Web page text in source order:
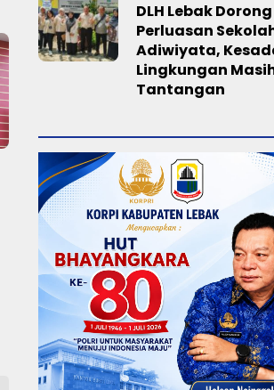
DLH Lebak Dorong
Perluasan
Adiwiyata,
Lingkungan
Tantangan